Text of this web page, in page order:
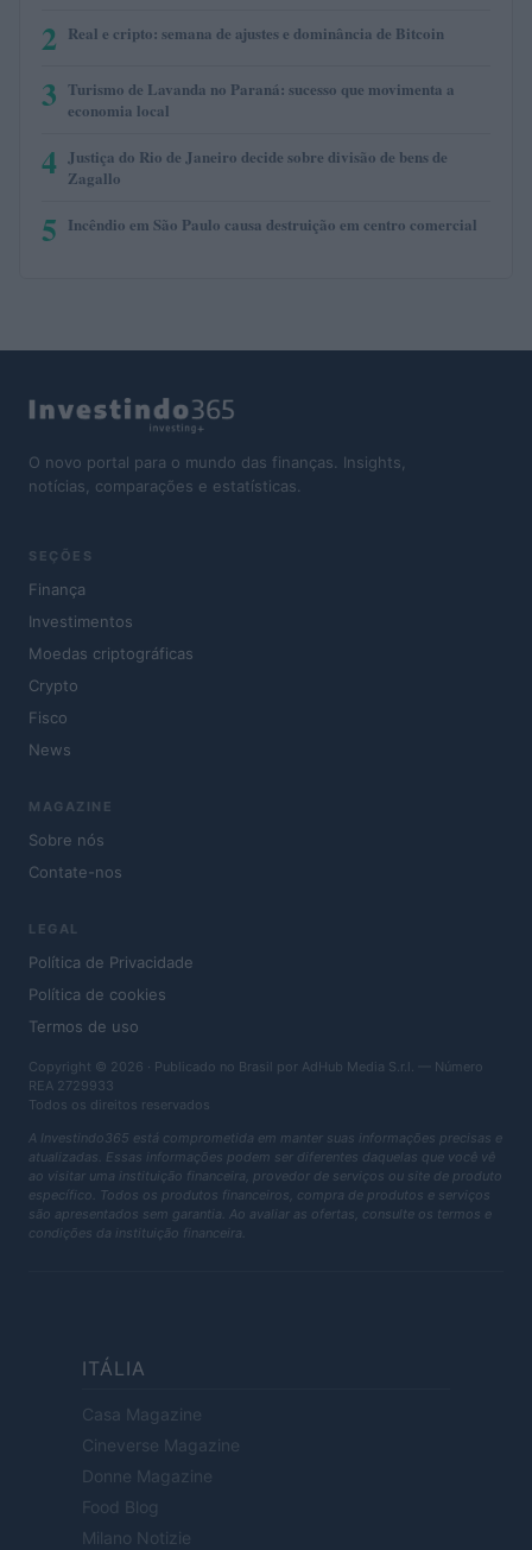
2 Real e cripto: semana de ajustes e dominância de Bitcoin
3 Turismo de Lavanda no Paraná: sucesso que movimenta a
economia local
4
Justiça do Rio de Janeiro decide sobre divisão de bens de
Zagallo
5 Incêndio em São Paulo causa destruição em centro comercial
O novo portal para o mundo das finanças. Insights,
notícias, comparações e estatísticas.
SEÇÕES
Finança
Investimentos
Moedas criptográficas
Crypto
Fisco
News
MAGAZINE
Sobre nós
Contate-nos
LEGAL
Política de Privacidade
Política de cookies
Termos de uso
Copyright © 2026 · Publicado no Brasil por AdHub Media S.r.l. — Número
REA 2729933
Todos os direitos reservados
A Investindo365 está comprometida em manter suas informações precisas e
atualizadas. Essas informações podem ser diferentes daquelas que você vê
ao visitar uma instituição financeira, provedor de serviços ou site de produto
específico. Todos os produtos financeiros, compra de produtos e serviços
são apresentados sem garantia. Ao avaliar as ofertas, consulte os termos e
condições da instituição financeira.
ITÁLIA
Casa Magazine
Cineverse Magazine
Donne Magazine
Food Blog
Milano Notizie